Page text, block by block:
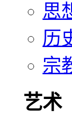
思
历
宗
艺术